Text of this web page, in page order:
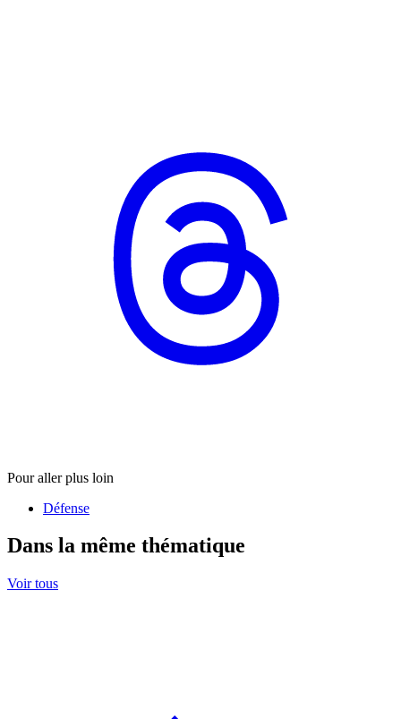
Pour aller plus loin
Défense
Dans la même thématique
Voir tous